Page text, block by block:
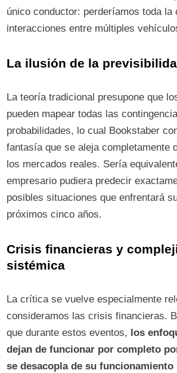
único conductor: perderíamos toda la
interacciones entre múltiples
La ilusión de la
La teoría tradicional presupone que
pueden mapear todas las
probabilidades, lo cual Bookstaber
fantasía que se aleja completamente
los mercados reales. Sería
empresario pudiera predecir
posibles situaciones que enfrentará
próximos cinco años.
Crisis financieras y
sistémica
La crítica se vuelve especialmente
consideramos las crisis financieras.
que durante estos eventos, los
dejan de funcionar por completo
se desacopla de su funcionamiento